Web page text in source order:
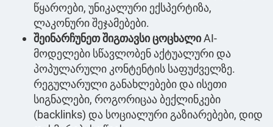
წყაროები, უნიკალური ექსპერტიზა,
ლაკონური შეჯამებები.
შეინარჩუნეთ შიგთავსი ცოცხალიAI-
მოდელები სწავლობენ აქტუალური და
პოპულარული კონტენტის საფუძველზე.
რეგულარული განახლებები და ისეთი
სიგნალები, როგორიცაა ბექლინკები
(backlinks) და სოციალური გაზიარებები, დიდ